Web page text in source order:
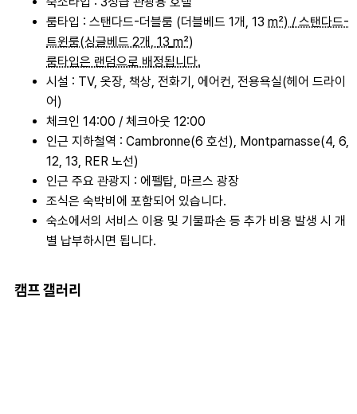
룸타입 : 스탠다드-더블룸 (더블베드 1개, 13 m²) / 스탠다드-
트윈룸(싱글베드 2개, 13 m²)
룸타입은 랜덤으로 배정됩니다.
시설 : TV, 옷장, 책상, 전화기, 에어컨, 전용욕실(헤어 드라이
어)
체크인 14:00 / 체크아웃 12:00
인근 지하철역 : Cambronne(6 호선), Montparnasse(4, 6,
12, 13, RER 노선)
인근 주요 관광지 : 에펠탑, 마르스 광장
조식은 숙박비에 포함되어 있습니다.
숙소에서의 서비스 이용 및 기물파손 등 추가 비용 발생 시 개
별 납부하시면 됩니다.
캠프 갤러리